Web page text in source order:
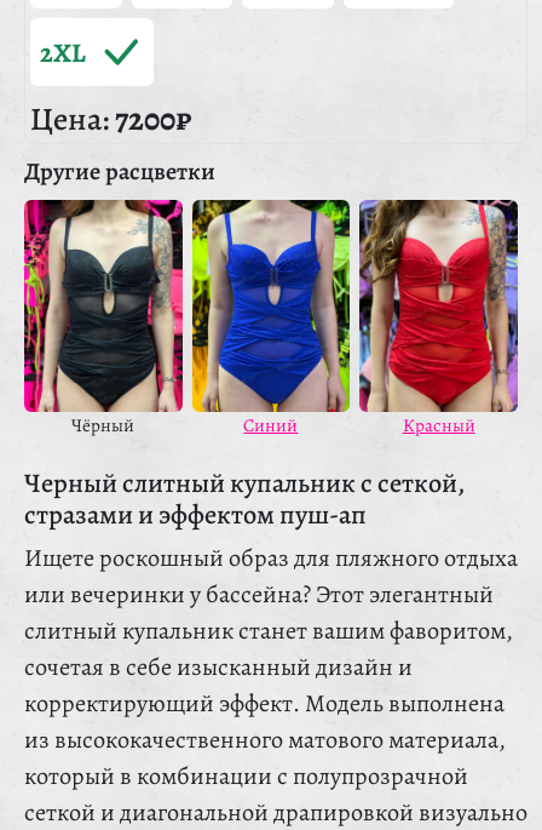
2XL
Цена:7200₽
Другие расцветки
Чёрный Синий Красный
Черный слитный купальник с сеткой,
стразами и эффектом пуш-ап
Ищете роскошный образ для пляжного отдыха
или вечеринки у бассейна? Этот элегантный
слитный купальник станет вашим фаворитом,
сочетая в себе изысканный дизайн и
корректирующий эффект. Модель выполнена
из высококачественного матового материала,
который в комбинации с полупрозрачной
сеткой и диагональной драпировкой визуально